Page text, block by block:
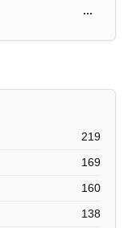
...
219
169
160
138